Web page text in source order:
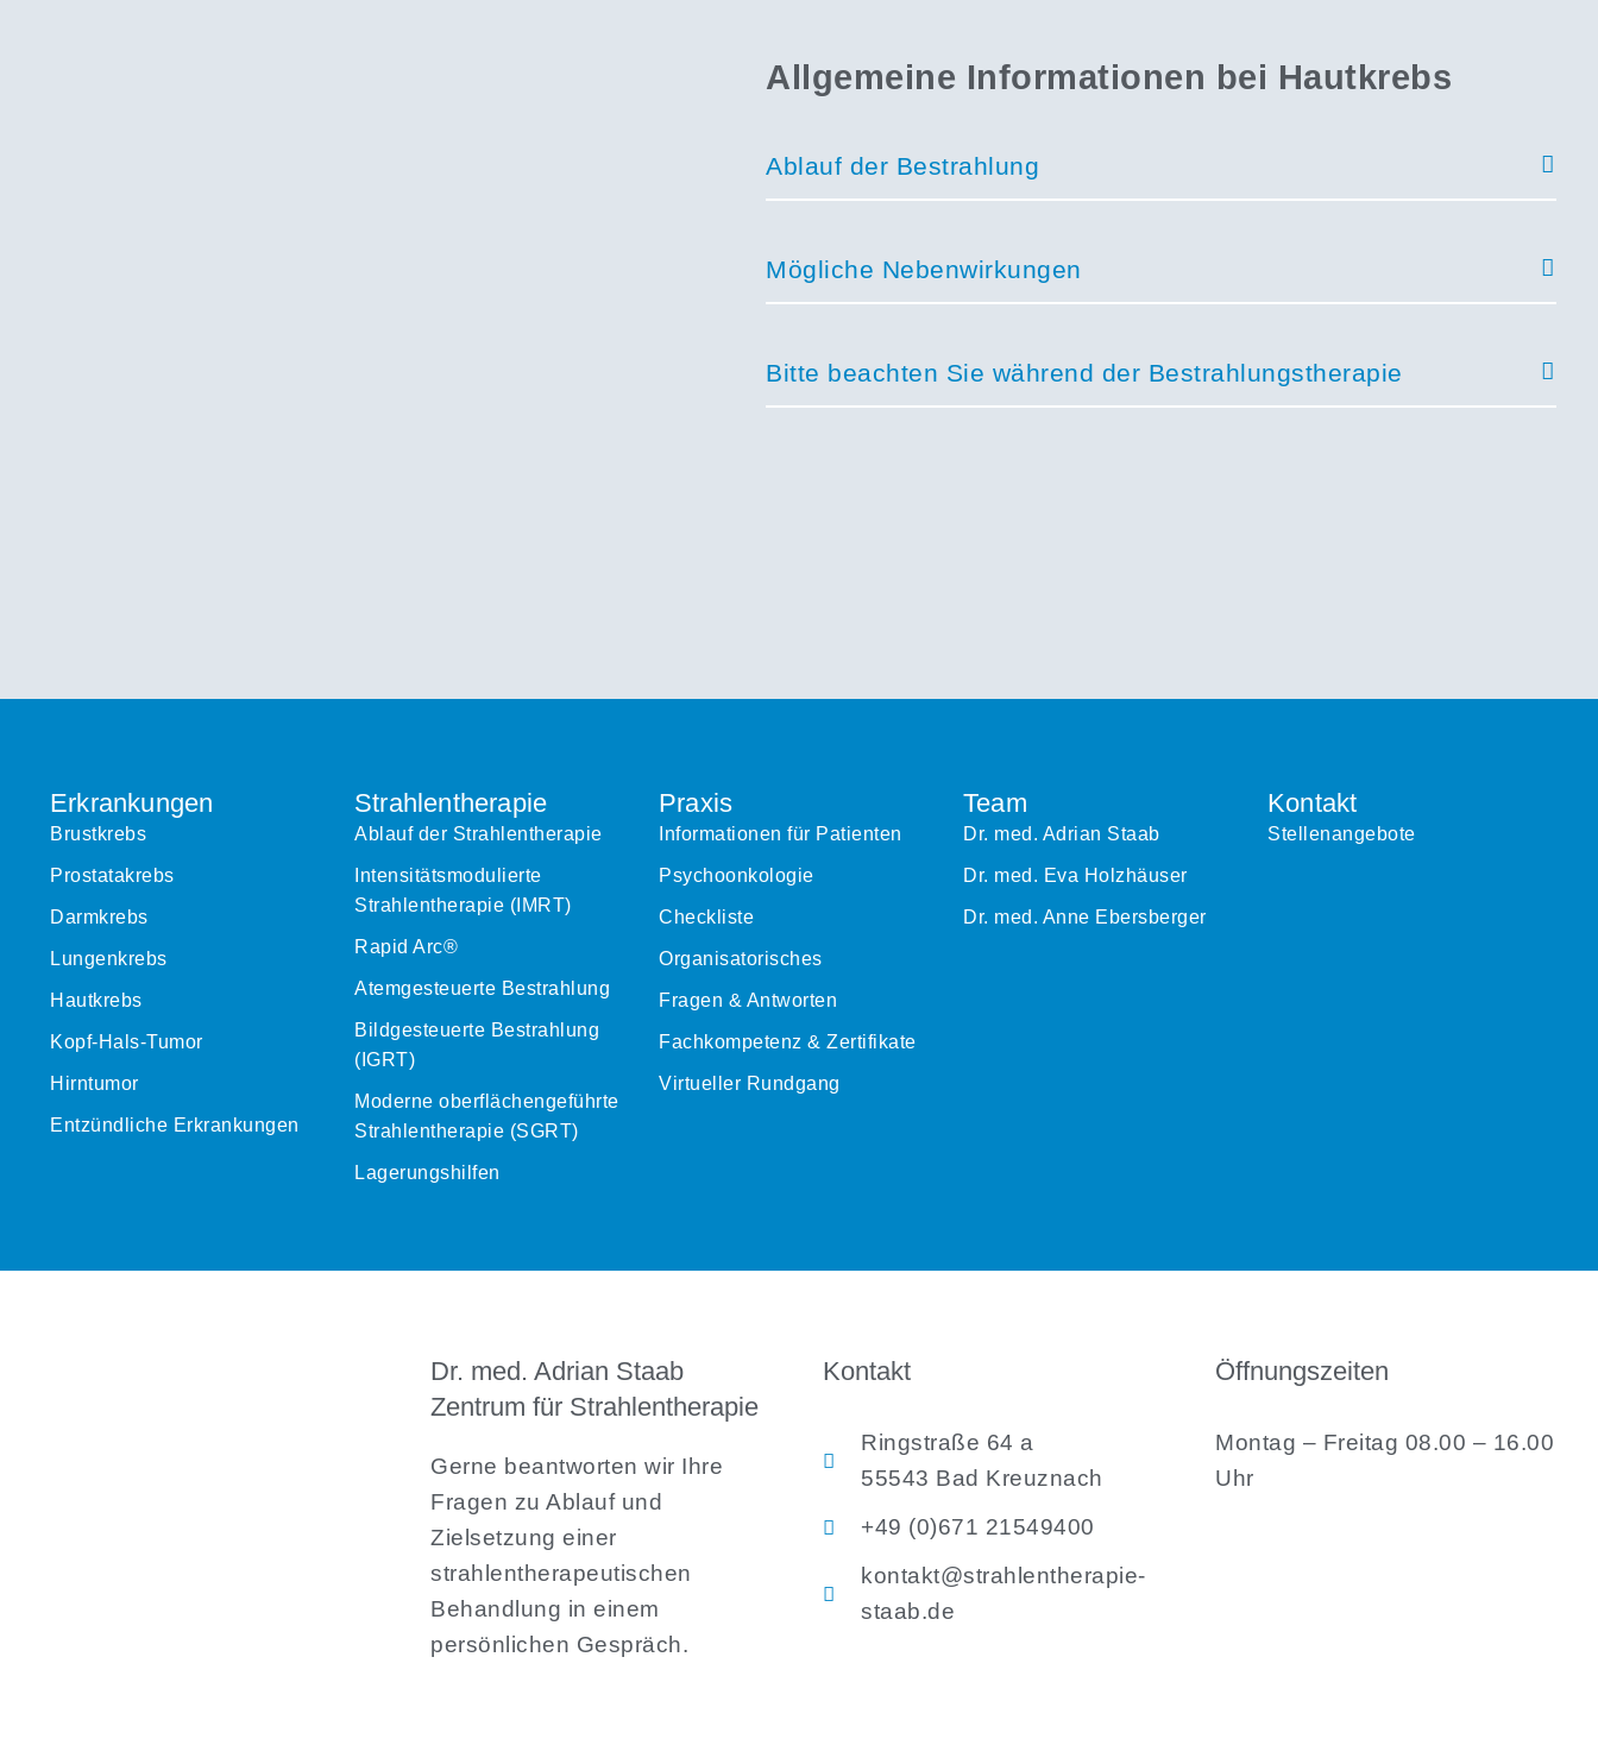
Allgemeine Informationen bei Hautkrebs
Ablauf der Bestrahlung
Mögliche Nebenwirkungen
Bitte beachten Sie während der Bestrahlungstherapie
Erkrankungen
Brustkrebs
Prostatakrebs
Darmkrebs
Lungenkrebs
Hautkrebs
Kopf-Hals-Tumor
Hirntumor
Entzündliche Erkrankungen
Strahlentherapie
Ablauf der Strahlentherapie
Intensitätsmodulierte
Strahlentherapie (IMRT)
Rapid Arc®
Atemgesteuerte Bestrahlung
Bildgesteuerte Bestrahlung
(IGRT)
Moderne oberflächengeführte
Strahlentherapie (SGRT)
Lagerungshilfen
Praxis
Informationen für Patienten
Psychoonkologie
Checkliste
Organisatorisches
Fragen & Antworten
Fachkompetenz & Zertifikate
Virtueller Rundgang
Team
Dr. med. Adrian Staab
Dr. med. Eva Holzhäuser
Dr. med. Anne Ebersberger
Kontakt
Stellenangebote
Dr. med. Adrian Staab
Zentrum für Strahlentherapie
Gerne beantworten wir Ihre
Fragen zu Ablauf und
Zielsetzung einer
strahlentherapeutischen
Behandlung in einem
persönlichen Gespräch.
Kontakt
Ringstraße 64 a
55543 Bad Kreuznach
+49 (0)671 21549400
kontakt@strahlentherapie-
staab.de
Öffnungszeiten
Montag – Freitag 08.00 – 16.00
Uhr